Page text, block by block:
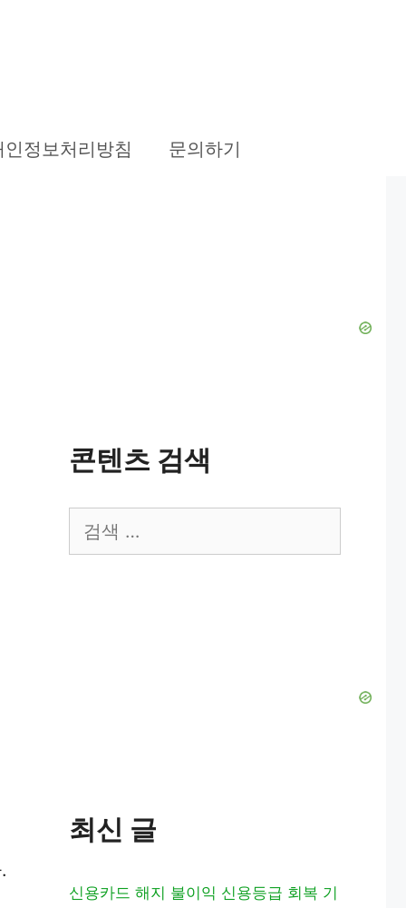
인정보처리방침 문의하기
콘텐츠 검색
색:
최신 글
신용카드 해지 불이익 신용등급 회복 기